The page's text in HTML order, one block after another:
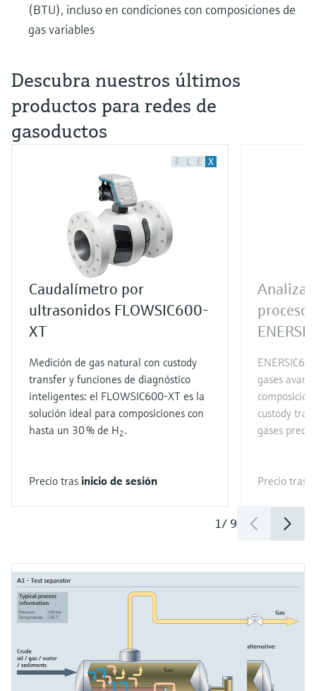
(BTU), incluso en condiciones con composiciones de
gas variables
Descubra nuestros últimos
productos para redes de
gasoductos
F L E X
Caudalímetro por
ultrasonidos FLOWSIC600-
XT
Medición de gas natural con custody
transfer y funciones de diagnóstico
inteligentes: el FLOWSIC600-XT es la
solución ideal para composiciones con
hasta un 30 % de H2.
Precio tras inicio de sesión
proceso
gases
custody
gases
Precio tras
1/ 9